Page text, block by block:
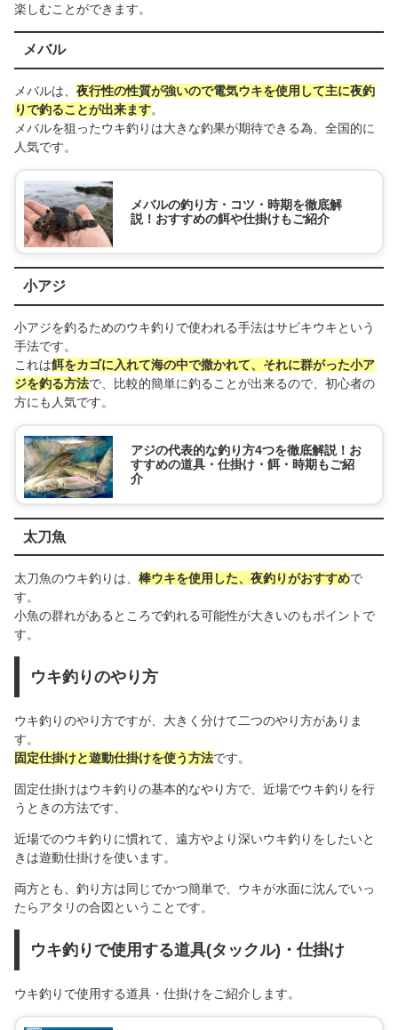
楽しむことができます。
メバル
メバルは、 夜行性の性質が強いので電気ウキを使用して主に夜釣
りで釣ることが出来ます。
メバルを狙ったウキ釣りは大きな釣果が期待できる為、全国的に
人気です。
メバルの釣り方・コツ・時期を徹底解
説！おすすめの餌や仕掛けもご紹介
小アジ
小アジを釣るためのウキ釣りで使われる手法はサビキウキという
手法です。
これは餌をカゴに入れて海の中で撒かれて、それに群がった小ア
ジを釣る方法で、比較的簡単に釣ることが出来るので、初心者の
方にも人気です。
アジの代表的な釣り方4つを徹底解説！お
すすめの道具・仕掛け・餌・時期もご紹
介
太刀魚
太刀魚のウキ釣りは、 棒ウキを使用した、夜釣りがおすすめで
す。
小魚の群れがあるところで釣れる可能性が大きいのもポイントで
す。
ウキ釣りのやり方
ウキ釣りのやり方ですが、大きく分けて二つのやり方がありま
す。
固定仕掛けと遊動仕掛けを使う方法です。
固定仕掛けはウキ釣りの基本的なやり方で、近場でウキ釣りを行
うときの方法です、
近場でのウキ釣りに慣れて、遠方やより深いウキ釣りをしたいと
きは遊動仕掛けを使います。
両方とも、釣り方は同じでかつ簡単で、ウキが水面に沈んでいっ
たらアタリの合図ということです。
ウキ釣りで使用する道具(タックル)・仕掛け
ウキ釣りで使用する道具・仕掛けをご紹介します。